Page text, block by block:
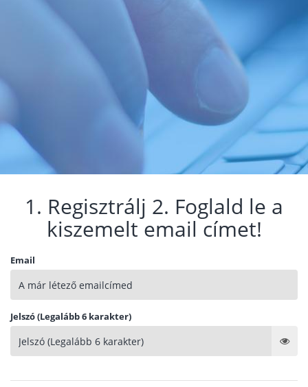
1. Regisztrálj 2. Foglald le a
kiszemelt email címet!
Email
Jelszó (Legalább 6 karakter)